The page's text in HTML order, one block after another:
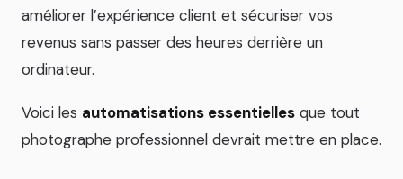
améliorer l’expérience client et sécuriser vos
revenus sans passer des heures derrière un
ordinateur.
Voici les automatisations essentielles que tout
photographe professionnel devrait mettre en place.